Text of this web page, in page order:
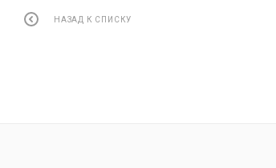
НАЗАД К СПИСКУ